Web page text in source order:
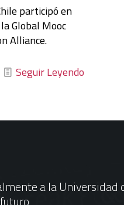
participó en
Global Mooc
Alliance.
Seguir Leyendo
a la Universidad